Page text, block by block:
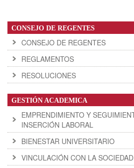
CONSEJO DE REGENTES
CONSEJO DE REGENTES
REGLAMENTOS
RESOLUCIONES
GESTIÓN ACADEMICA
EMPRENDIMIENTO Y
INSERCIÓN LABORAL
BIENESTAR UNIVERSITARIO
VINCULACIÓN CON LA SOCIEDAD